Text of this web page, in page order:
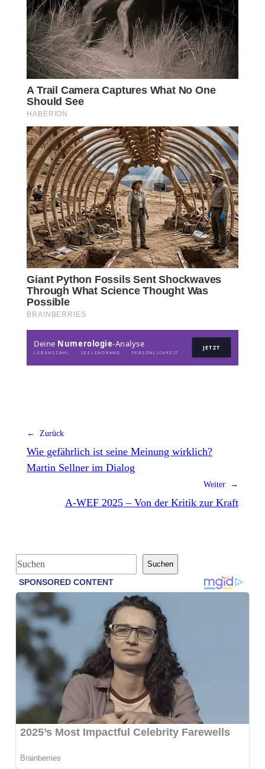
Deine Numerologie-Analyse
LEBENSZAHL · SEELENDRANG · PERSÖNLICHKEIT
JETZT
← Zurück
Wie gefährlich ist seine Meinung wirklich?
Martin Sellner im Dialog
Weiter →
A-WEF 2025 – Von der Kritik zur Kraft
S
u
h
e
Suchen